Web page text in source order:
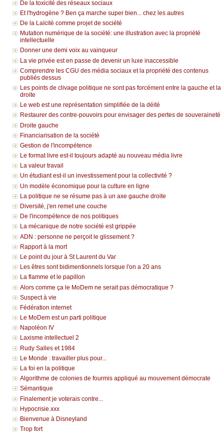
De la toxicité des réseaux sociaux
Et l'hydrogène ? Ben ça marche super bien... chez les autres
De la Laïcité comme projet de société
Mutation numérique de la société: une illustration avec la propriété
intellectuelle
Donner une demi voix au vainqueur
La vie privée est en passe de devenir un luxe inaccessible
Comprendre les CGU des média sociaux et la propriété des contenus
publiés dessus
Les points de clivage politique ne sont pas forcément entre la gauche et la
droite
Le web est une représentation simplifiée de la déité
Restaurer des contre-pouvoirs pour envisager des pertes de souveraineté
Droite gauche
Financiarisation de la société
Gestion de l'incompétence
Le format livre est-il toujours adapté au nouveau média livre
La valeur travail
Un étudiant est-il un investissement pour la collectivité ?
Un modèle économique pour la culture en ligne
La politique ne se résume pas à un axe gauche droite
Diversité, j'en remet une couche
De l'incompétence de nos politiques
La mécanique de notre société est grippée
ADN : personne ne perçoit le glissement ?
Rapport à la mort
Le point du jour à St Laurent du Var
Les êtres sont bidimentionnels lorsque l'on a 20 ans
La flamme et le papillon
Alors comme ça le MoDem ne serait pas démocratique ?
Suspect à vie
Fédération internet
Le MoDem est un parti politique
Napoléon IV
Laxisme intellectuel 2
Rudy Salles et 1984
Le Monde : travailler plus pour...
La foi en la politique
Algorithme de colonies de fourmis appliqué au mouvement démocrate
Sémantique
Finalement je voterais contre...
Hypocrisie.xxx
Bienvenue à Disneyland
Trop fort